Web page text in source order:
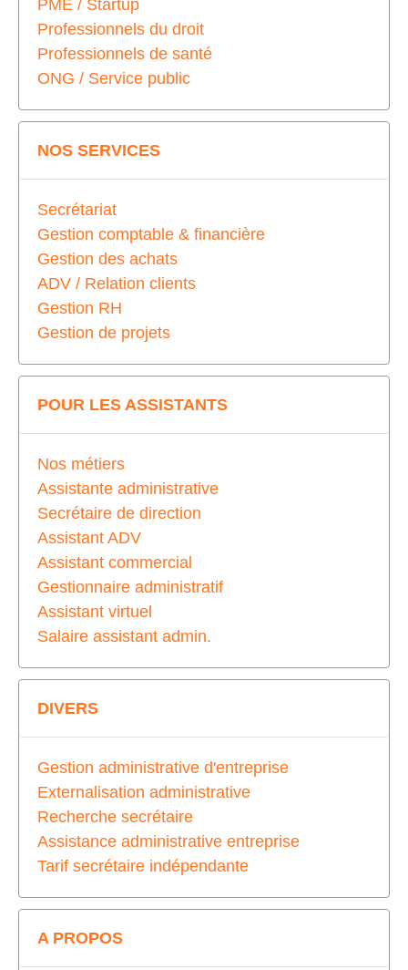
PME / Startup
Professionnels du droit
Professionnels de santé
ONG / Service public
NOS SERVICES
Secrétariat
Gestion comptable & financière
Gestion des achats
ADV / Relation clients
Gestion RH
Gestion de projets
POUR LES ASSISTANTS
Nos métiers
Assistante administrative
Secrétaire de direction
Assistant ADV
Assistant commercial
Gestionnaire administratif
Assistant virtuel
Salaire assistant admin.
DIVERS
Gestion administrative d'entreprise
Externalisation administrative
Recherche secrétaire
Assistance administrative entreprise
Tarif secrétaire indépendante
A PROPOS